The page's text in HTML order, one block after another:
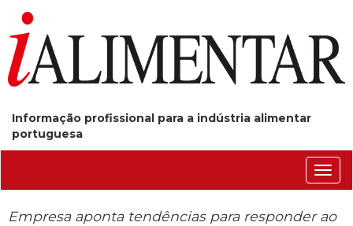
Informação profissional para a indústria alimentar
portuguesa
Empresa aponta tendências para responder ao